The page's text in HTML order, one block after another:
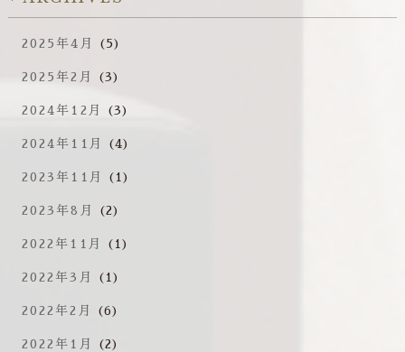
2025年4月 (5)
2025年2月 (3)
2024年12月 (3)
2024年11月 (4)
2023年11月 (1)
2023年8月 (2)
2022年11月 (1)
2022年3月 (1)
2022年2月 (6)
2022年1月 (2)